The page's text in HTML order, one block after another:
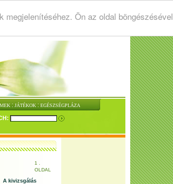
Ön az oldal böngészésével
: JÁTÉKOK : EGÉSZSÉGPLÁZA
1 .
OLDAL
A kivizsgálás